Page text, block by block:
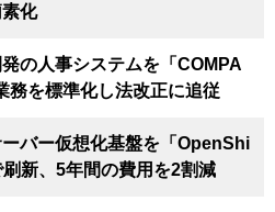
化
の人事システムを「COMPA
務を標準化し法改正に追従
バー仮想化基盤を「OpenShi
新、5年間の費用を2割減